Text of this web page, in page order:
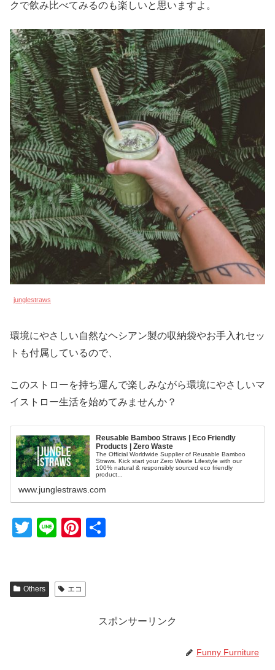
クで飲み比べてみるのも楽しいと思いますよ。
junglestraws
環境にやさしい自然なヘシアン製の収納袋やお手入れセッ
トも付属しているので、
このストローを持ち運んで楽しみながら環境にやさしいマ
イストロー生活を始めてみませんか？
Reusable Bamboo Straws | Eco Friendly
Products | Zero Waste
The Official Worldwide Supplier of Reusable Bamboo
Straws. Kick start your Zero Waste Lifestyle with our
100% natural & responsibly sourced eco friendly
product...
www.junglestraws.com
T
er
Li
Pi
e
Others エコ
スポンサーリンク
Funny Furniture